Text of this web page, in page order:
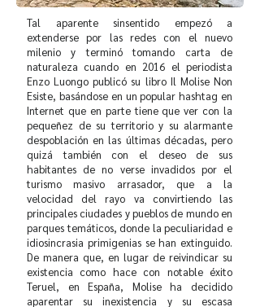
Tal aparente sinsentido empezó a
extenderse por las redes con el nuevo
milenio y terminó tomando carta de
naturaleza cuando en 2016 el periodista
Enzo Luongo publicó su libro Il Molise Non
Esiste, basándose en un popular hashtag en
Internet que en parte tiene que ver con la
pequeñez de su territorio y su alarmante
despoblación en las últimas décadas, pero
quizá también con el deseo de sus
habitantes de no verse invadidos por el
turismo masivo arrasador, que a la
velocidad del rayo va convirtiendo las
principales ciudades y pueblos de mundo en
parques temáticos, donde la peculiaridad e
idiosincrasia primigenias se han extinguido.
De manera que, en lugar de reivindicar su
existencia como hace con notable éxito
Teruel, en España, Molise ha decidido
aparentar su inexistencia y su escasa